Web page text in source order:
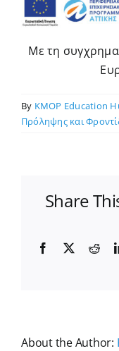
Με τη
By KMOP Education
Πρόληψης και
Share
Facebook
X
About the Author: